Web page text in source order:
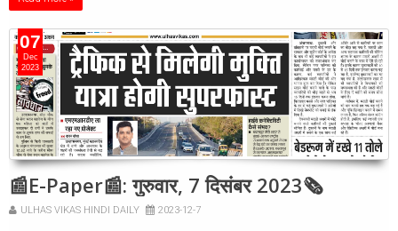
07
Dec
2023
📰E-Paper📰: गुरुवार, 7 दिसंबर 2023🗞
ULHAS VIKAS HINDI DAILY 2023-12-7